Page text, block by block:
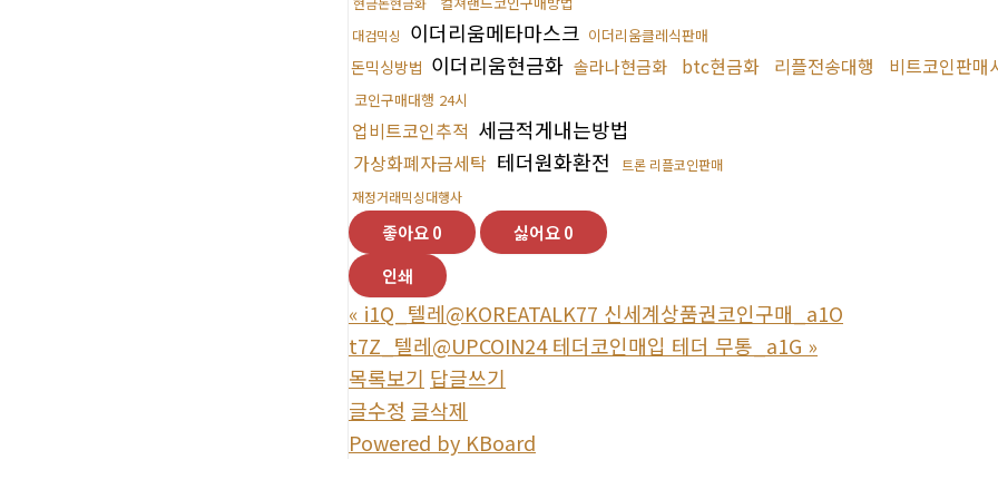
대검믹싱 이더리움메타마스크 이더리움클레식판매
돈믹싱방법 이더리움현금화 솔라나현금화 btc현금화 리플전송대행 비트코인판매
코인구매대행 24시
업비트코인추적 세금적게내는방법
가상화폐자금세탁 테더원화환전
트론 리플코인판매
재정거래믹싱대행사
좋아요0 싫어요0
인쇄
« i1Q_텔레@KOREATALK77 신세계상품권코인구매_a1O
t7Z_텔레@UPCOIN24 테더코인매입 테더 무통_a1G »
목록보기 답글쓰기
글수정 글삭제
Powered by KBoard